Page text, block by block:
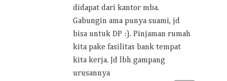
didapat dari kantor mba.
Gabungin ama punya suami, jd
bisa untuk DP :). Pinjaman rumah
kita pake fasilitas bank tempat
kita kerja. Jd lbh gampang
urusannya